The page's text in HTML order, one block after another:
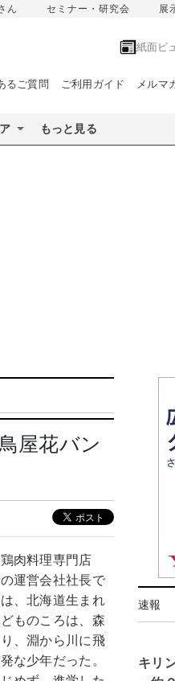
ん セミナー・研究会 展
紙面ビ
るご質問 ご利用ガイド メルマ
もっと見る
屋花バン
肉料理専門店
運営会社社長で
、北海道生まれ
ものころは、森
、淵から川に飛
な少年だった。
速報
キリ